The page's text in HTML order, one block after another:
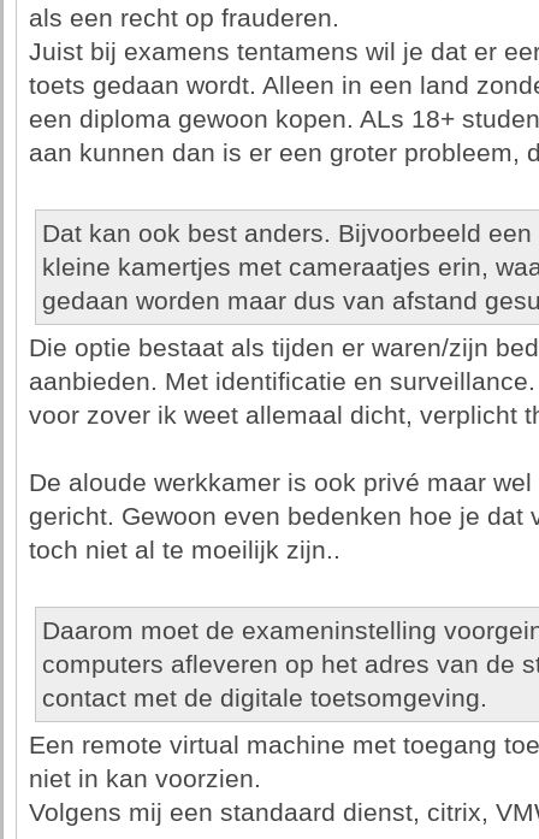
als een recht op frauderen.
Juist bij examens tentamens wil je dat er
toets gedaan wordt. Alleen in een land
een diploma gewoon kopen. ALs 18+
aan kunnen dan is er een groter probleem,
Dat kan ook best anders. Bijvoorbeeld
kleine kamertjes met cameraatjes erin,
gedaan worden maar dus van afstand
Die optie bestaat als tijden er waren/zijn
aanbieden. Met identificatie en
voor zover ik weet allemaal dicht, verplicht
De aloude werkkamer is ook privé maar
gericht. Gewoon even bedenken hoe je dat
toch niet al te moeilijk zijn..
Daarom moet de exameninstelling
computers afleveren op het adres van de
contact met de digitale toetsomgeving.
Een remote virtual machine met toegang
niet in kan voorzien.
Volgens mij een standaard dienst, citrix,